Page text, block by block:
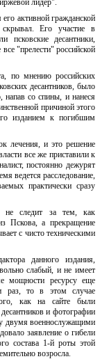
лидер".
активной гражданской
Его участие в
псковские десантники,
"прелести" российской
по мнению российских
десантников, было
напав со спины, и нанеся
причиной этого
изданием к погибшим
лечения, и это решение
все же приставили к
постоянно дежурят
ведется расследование,
практически сразу
не следит за тем, как
Пскова, а прекращение
с чисто техническими
данного издания,
слабый, и не имеет
мощности ресурсу еще
раз, то в этом случае
как на сайте были
и фотографии
двумя военнослужащими
заявление о гибели
состава 1-й роты этой
возросла.